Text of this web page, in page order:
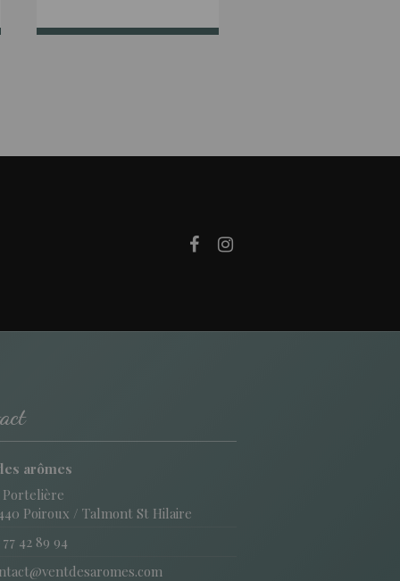
arômes
Portelière
Poiroux / Talmont St Hilaire
42 89 94